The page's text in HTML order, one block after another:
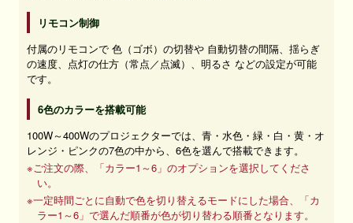
リモコン制御
付属のリモコンで 色（ゴボ）の切替や 自動切替の間隔、揺らぎ
の速度、点灯の仕方（常点／点滅）、明るさ などの設定が可能
です。
6色のカラーを搭載可能
100W～400Wのプロジェクターでは、青・水色・緑・白・黄・オ
レンジ・ピンクの7色の中から、6色を選んで搭載できます。
※ご注文の際、「カラー1～6」のオプションを選択してくださ
い。
※一定時間ごとに自動で色を切り替えるモードにした場合、「カ
ラー1～6」で選んだ順番が色が切り替わる順番となります。